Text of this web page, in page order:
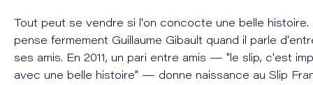
Tout peut se vendre si l'on concocte une belle
pense fermement Guillaume Gibault quand il parle
ses amis. En 2011, un pari entre amis — "le slip, c'est
avec une belle histoire" — donne naissance au Slip